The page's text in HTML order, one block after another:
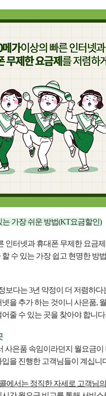
는 가장 쉬운 방법(KT요금할인)
인터넷과휴대폰 무제한 요금
수 있는 가장쉽고 현명한 방
보다는 3년 약정이 더 저렴하다
을 추가 하는 것이니 사은품,
줄 수 있는 곳을 찾아야 합니다.
사은품 속임이라던지 월요금이
을 진행한 고객님들이 계십니
에서는 정직한 자세로 고객님